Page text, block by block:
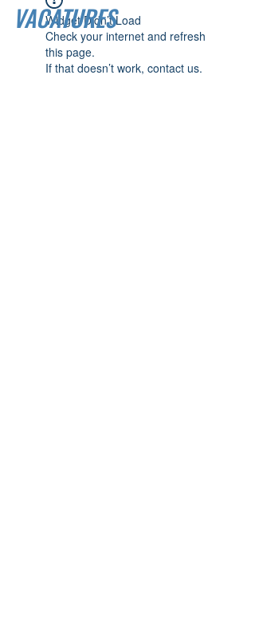
Widget Didn’t Load
Check your internet and refresh
this page.
If that doesn’t work, contact us.
VACATURES